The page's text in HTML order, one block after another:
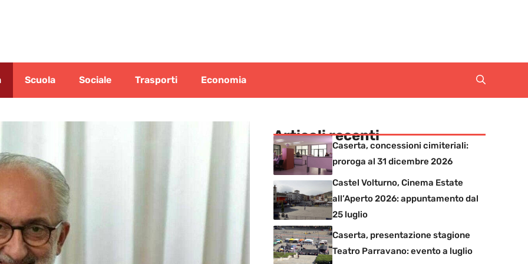
Scuola Sociale Trasporti Economia
Articoli recenti
Caserta, concessioni cimiteriali:
proroga al 31 dicembre 2026
Castel Volturno, Cinema Estate
all’Aperto 2026: appuntamento dal
25 luglio
Caserta, presentazione stagione
Teatro Parravano: evento a luglio